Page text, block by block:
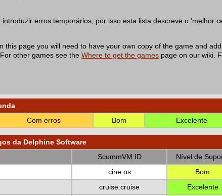
erros temporários, por isso esta lista descreve o 'melhor
page you will need to have your own copy of the game and
. For other games see the Where to get the games page on our wiki.
Com erros Bom Excelente
da Delphine Software
ScummVM ID
Nível de
cine:os
Bom
cruise:cruise
Excelente